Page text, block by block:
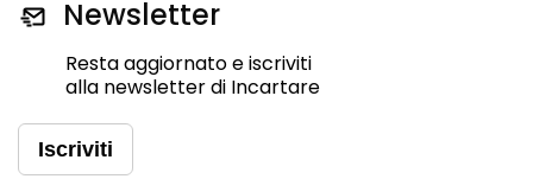
Newsletter
Resta aggiornato e iscriviti
alla newsletter di Incartare
Iscriviti